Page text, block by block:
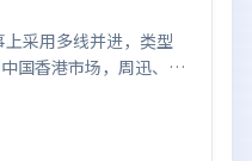
采用多线并进，类型
国香港市场，周迅、周
反转，结尾留白引发讨